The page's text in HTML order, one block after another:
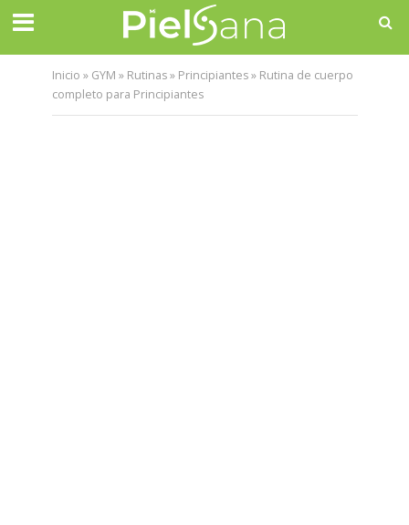
Inicio » GYM » Rutinas» Principiantes» Rutina de cuerpo
completo para Principiantes